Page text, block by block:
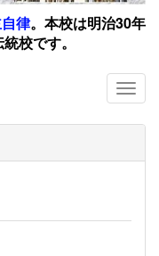
律。 本校は明治30年
校です。